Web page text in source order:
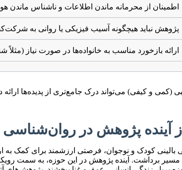
اطمینان از محرمانه ماندن اطلاعات و ناشناس ماندن
پژوهش نباید هیچگونه آسیب فیزیکی یا روانی به
ارائه بازخورد مناسب به خانواده‌ها در صورت نیاز (مثلاً
(کمی و کیفی) می‌تواند درک جامع‌تری از پدیده‌ها
بالینی کودک و نوجوان، فرصتی ارزشمند برای کمک
مسیر برداشت. آینده پژوهش در این حوزه، به سمت